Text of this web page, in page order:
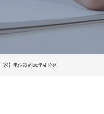
家】电位器的原理及分类